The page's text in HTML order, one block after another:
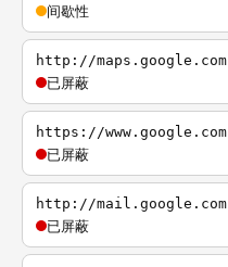
间歇性
http://maps.google.com
已屏蔽
https://www.google.com
已屏蔽
http://mail.google.com
已屏蔽